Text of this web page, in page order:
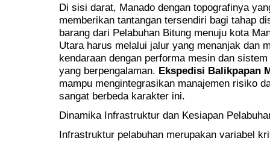
Di sisi darat, Manado dengan topografinya
memberikan tantangan tersendiri bagi tahap
barang dari Pelabuhan Bitung menuju kota
Utara harus melalui jalur yang menanjak dan
kendaraan dengan performa mesin dan
yang berpengalaman. Ekspedisi Balikpapan
mampu mengintegrasikan manajemen risiko
sangat berbeda karakter ini.
Dinamika Infrastruktur dan Kesiapan
Infrastruktur pelabuhan merupakan variabel